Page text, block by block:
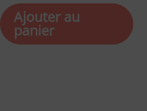
Ajouter au
panier